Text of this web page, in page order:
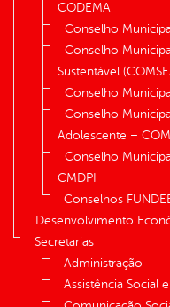
CODEMA
Conselho
Conselho
Sustentável
Conselho
Conselho
Adolescente –
Conselho
CMDPI
Conselhos
Desenvolvimento
Secretarias
Administração
Assistência Social